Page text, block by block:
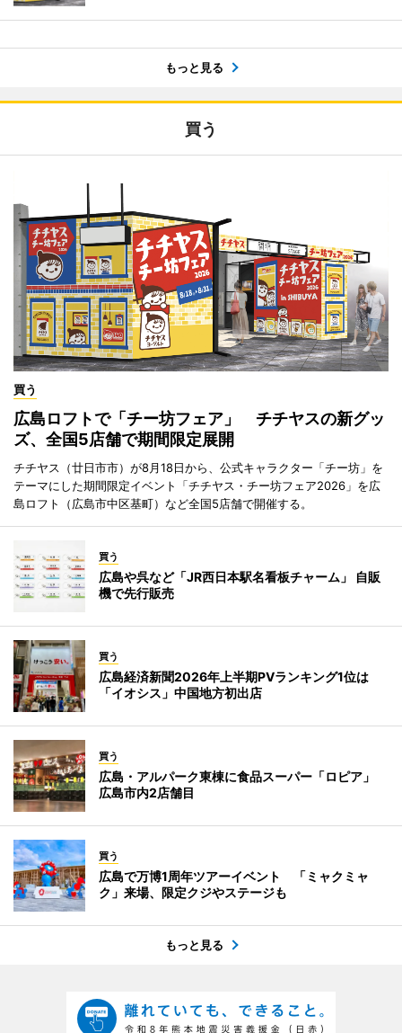
もっと見る
買う
買う
広島ロフトで「チー坊フェア」 チチヤスの新グッ
ズ、全国5店舗で期間限定展開
チチヤス（廿日市市）が8月18日から、公式キャラクター「チー坊」を
テーマにした期間限定イベント「チチヤス・チー坊フェア2026」を広
島ロフト（広島市中区基町）など全国5店舗で開催する。
買う
広島や呉など「JR西日本駅名看板チャーム」 自販
機で先行販売
買う
広島経済新聞2026年上半期PVランキング1位は
「イオシス」中国地方初出店
買う
広島・アルパーク東棟に食品スーパー「ロピア」
広島市内2店舗目
買う
広島で万博1周年ツアーイベント 「ミャクミャ
ク」来場、限定クジやステージも
もっと見る